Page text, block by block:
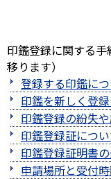
印鑑登録に関する
移ります）
登録する印鑑に
印鑑を新しく登
印鑑登録の紛失
印鑑登録証につ
印鑑登録証明書
申請場所と受付